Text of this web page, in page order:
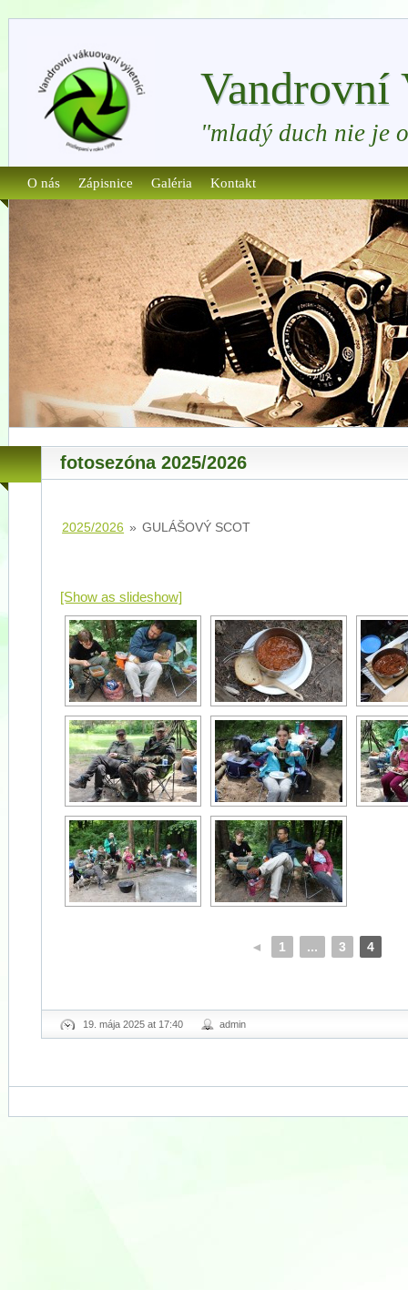
"mladý duch nie je
O nás Zápisnice Galéria Kontakt
fotosezóna 2025/2026
2025/2026 » GULÁŠOVÝ SCOT
[Show as slideshow]
◄ 1 ... 3 4
19. mája 2025 at 17:40 admin